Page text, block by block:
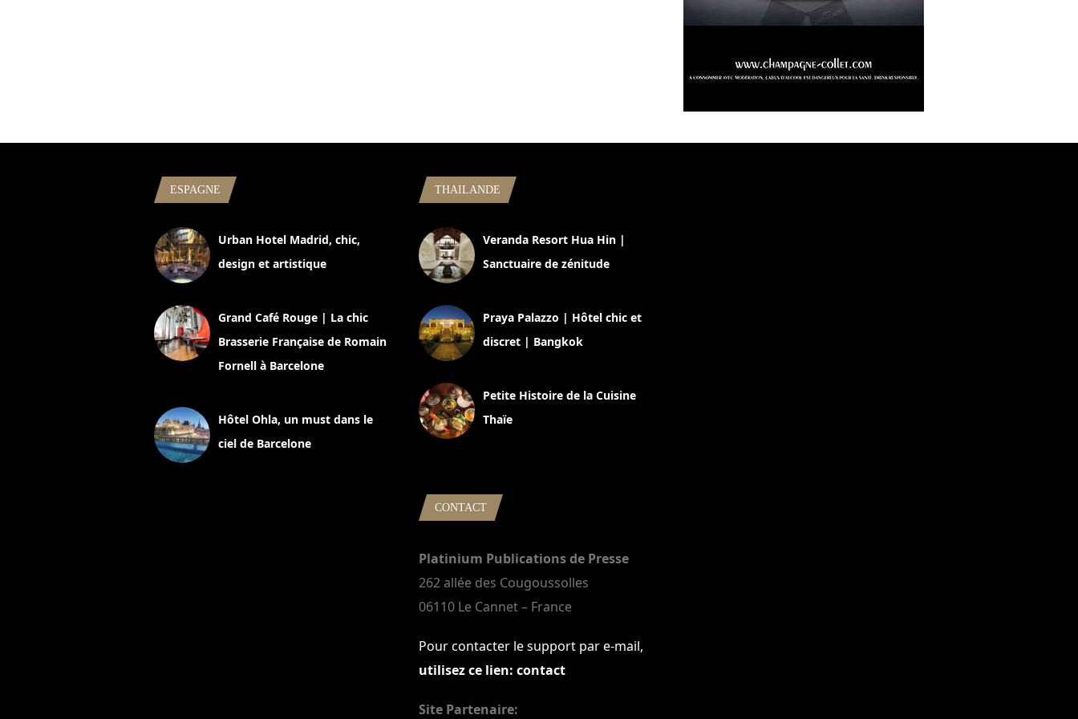
ESPAGNE
Urban Hotel Madrid, chic,
design et artistique
Grand Café Rouge | La chic
Brasserie Française de Romain
Fornell à Barcelone
Hôtel Ohla, un must dans le
ciel de Barcelone
THAILANDE
Veranda Resort Hua Hin |
Sanctuaire de zénitude
Praya Palazzo | Hôtel chic et
discret | Bangkok
Petite Histoire de la Cuisine
Thaïe
CONTACT
Platinium Publications de Presse
262 allée des Cougoussolles
06110 Le Cannet – France
Pour contacter le support par e-mail,
utilisez ce lien: contact
Site Partenaire: